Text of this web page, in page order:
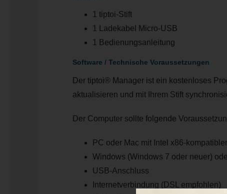
1 tiptoi-Stift
1 Ladekabel Micro-USB
1 Bedienungsanleitung
Software / Technische Voraussetzungen
Der tiptoi® Manager ist ein kostenloses
aktualisieren und mit Ihrem Stift
Der Computer sollte folgende
PC oder Mac mit Intel x86-
Windows (Windows 7 oder neuer)
USB-Anschluss
Internetverbindung (DSL empfohlen)